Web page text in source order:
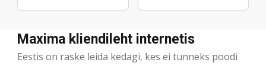
Maxima kliendileht internetis
Eestis on raske leida kedagi, kes ei tunneks poodi